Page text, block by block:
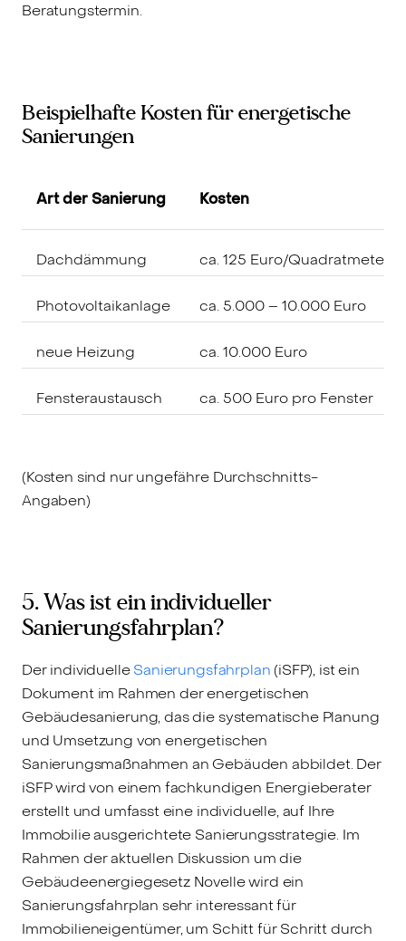
Beratungstermin.
Beispielhafte Kosten für energetische
Sanierungen
Art der Sanierung Kosten
Dachdämmung ca. 125 Euro/Quadratmeter
Photovoltaikanlage ca. 5.000 – 10.000 Euro
neue Heizung ca. 10.000 Euro
Fensteraustausch ca. 500 Euro pro Fenster
(Kosten sind nur ungefähre Durchschnitts-
Angaben)
5. Was ist ein individueller
Sanierungsfahrplan?
Der individuelleSanierungsfahrplan (iSFP), ist ein
Dokument im Rahmen der energetischen
Gebäudesanierung, das die systematische Planung
und Umsetzung von energetischen
Sanierungsmaßnahmen an Gebäuden abbildet. Der
iSFP wird von einem fachkundigen Energieberater
erstellt und umfasst eine individuelle, auf Ihre
Immobilie ausgerichtete Sanierungsstrategie. Im
Rahmen der aktuellen Diskussion um die
Gebäudeenergiegesetz Novelle wird ein
Sanierungsfahrplan sehr interessant für
Immobilieneigentümer, um Schitt für Schritt durch